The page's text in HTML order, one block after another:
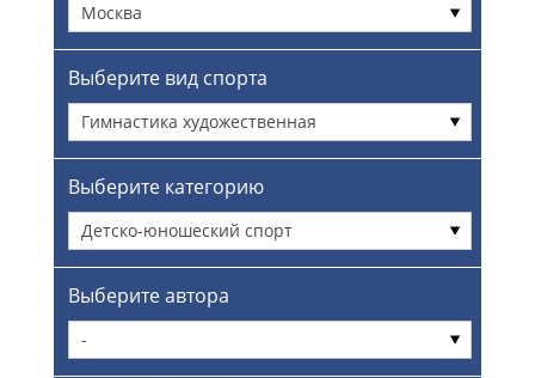
Москва
Выберите вид спорта
Гимнастика художественная
Выберите категорию
Детско-юношеский спорт
Выберите автора
-